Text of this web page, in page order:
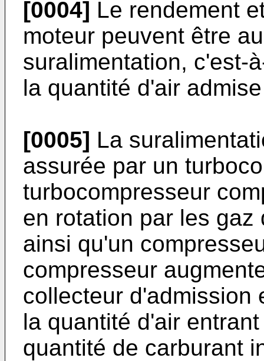
[0004] Le rendement
moteur peuvent être
suralimentation, c'est-
la quantité d'air
[0005] La
assurée par un
turbocompresseur
en rotation par les gaz
ainsi qu'un
compresseur
collecteur d'admission
la quantité d'air
quantité de carburant